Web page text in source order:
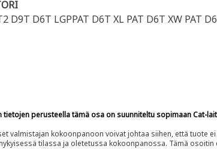
D9T D6T LGPPAT D6T XL PAT D6T XW PAT
tietojen perusteella tämä osa on suunniteltu sopimaan Cat-
valmistajan kokoonpanoon voivat johtaa siihen, että tuote
tilassa ja oletetussa kokoonpanossa. Tämä osoitin